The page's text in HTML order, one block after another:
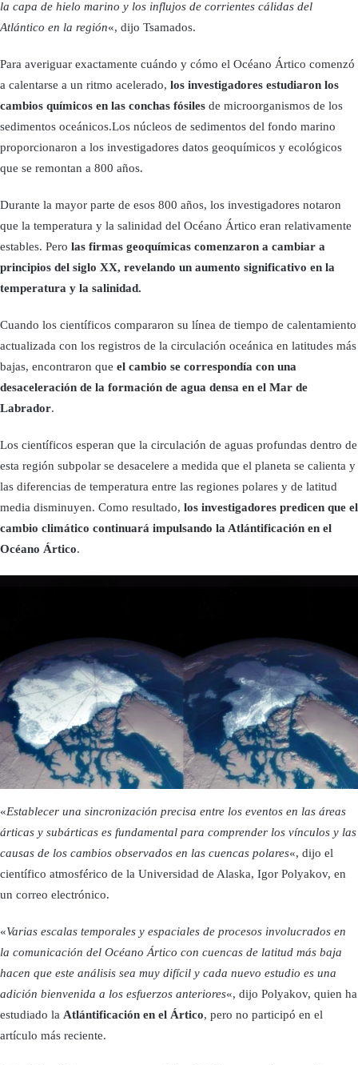
la capa de hielo marino y los influjos de corrientes cálidas del
Atlántico en la región«, dijo Tsamados.
Para averiguar exactamente cuándo y cómo el Océano Ártico comenzó
a calentarse a un ritmo acelerado, los investigadores estudiaron los
cambios químicos en las conchas fósiles de microorganismos de los
sedimentos oceánicos.Los núcleos de sedimentos del fondo marino
proporcionaron a los investigadores datos geoquímicos y ecológicos
que se remontan a 800 años.
Durante la mayor parte de esos 800 años, los investigadores notaron
que la temperatura y la salinidad del Océano Ártico eran relativamente
estables. Pero las firmas geoquímicas comenzaron a cambiar a
principios del siglo XX, revelando un aumento significativo en la
temperatura y la salinidad.
Cuando los científicos compararon su línea de tiempo de calentamiento
actualizada con los registros de la circulación oceánica en latitudes más
bajas, encontraron que el cambio se correspondía con una
desaceleración de la formación de agua densa en el Mar de
Labrador.
Los científicos esperan que la circulación de aguas profundas dentro de
esta región subpolar se desacelere a medida que el planeta se calienta y
las diferencias de temperatura entre las regiones polares y de latitud
media disminuyen. Como resultado, los investigadores predicen que el
cambio climático continuará impulsando la Atlántificación en el
Océano Ártico.
«Establecer una sincronización precisa entre los eventos en las áreas
árticas y subárticas es fundamental para comprender los vínculos y las
causas de los cambios observados en las cuencas polares«, dijo el
científico atmosférico de la Universidad de Alaska, Igor Polyakov, en
un correo electrónico.
«Varias escalas temporales y espaciales de procesos involucrados en
la comunicación del Océano Ártico con cuencas de latitud más baja
hacen que este análisis sea muy difícil y cada nuevo estudio es una
adición bienvenida a los esfuerzos anteriores«, dijo Polyakov, quien ha
estudiado la Atlántificación en el Ártico, pero no participó en el
artículo más reciente.